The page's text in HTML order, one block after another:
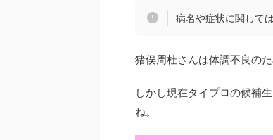
病名や症状に関して
猪俣周杜さんは体調不良の
しかし現在タイプロの候補
ね。